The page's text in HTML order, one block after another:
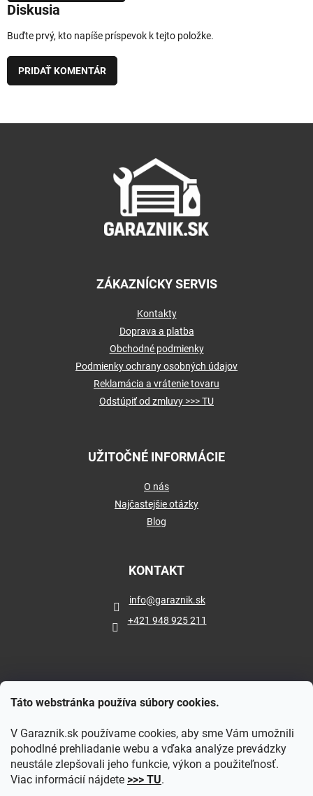
Táto webstránka používa súbory cookies.
V Garaznik.sk používame cookies, aby sme Vám umožnili
pohodlné prehliadanie webu a vďaka analýze prevádzky
neustále zlepšovali jeho funkcie, výkon a použiteľnosť.
Viac informácií nájdete >>> TU.
Diskusia
Buďte prvý, kto napíše príspevok k tejto položke.
PRIDAŤ KOMENTÁR
ZÁKAZNÍCKY SERVIS
Kontakty
Doprava a platba
Obchodné podmienky
Podmienky ochrany osobných údajov
Reklamácia a vrátenie tovaru
Odstúpiť od zmluvy >>> TU
UŽITOČNÉ INFORMÁCIE
O nás
Najčastejšie otázky
Blog
KONTAKT
info@garaznik.sk
+421 948 925 211